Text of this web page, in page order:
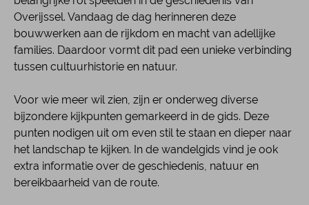
Overijssel. Vandaag de dag herinneren deze
bouwwerken aan de rijkdom en macht van adellijke
families. Daardoor vormt dit pad een unieke verbinding
tussen cultuurhistorie en natuur.
Voor wie meer wil zien, zijn er onderweg diverse
bijzondere kijkpunten gemarkeerd in de gids. Deze
punten nodigen uit om even stil te staan en dieper naar
het landschap te kijken. In de wandelgids vind je ook
extra informatie over de geschiedenis, natuur en
bereikbaarheid van de route.